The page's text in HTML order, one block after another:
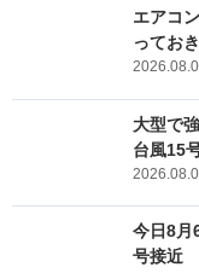
エアコ
ってお
大型で
台風15
今日8
号接近